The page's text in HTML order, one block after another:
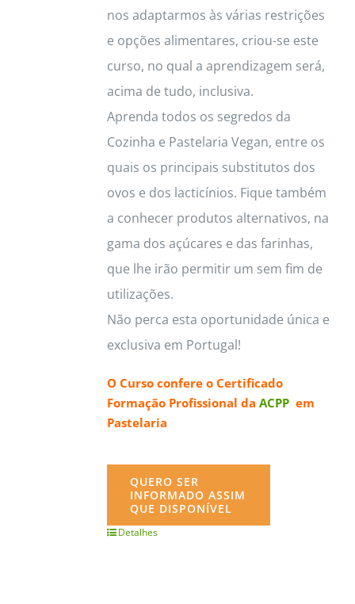
nos adaptarmos às várias restrições
e opções alimentares, criou-se este
curso, no qual a aprendizagem será,
acima de tudo, inclusiva.
Aprenda todos os segredos da
Cozinha e Pastelaria Vegan, entre os
quais os principais substitutos dos
ovos e dos lacticínios. Fique também
a conhecer produtos alternativos, na
gama dos açúcares e das farinhas,
que lhe irão permitir um sem fim de
utilizações.
Não perca esta oportunidade única e
exclusiva em Portugal!
O Curso confere o Certificado
Formação Profissional da ACPPem
Pastelaria
QUERO SER
INFORMADO ASSIM
QUE DISPONÍVEL
Detalhes